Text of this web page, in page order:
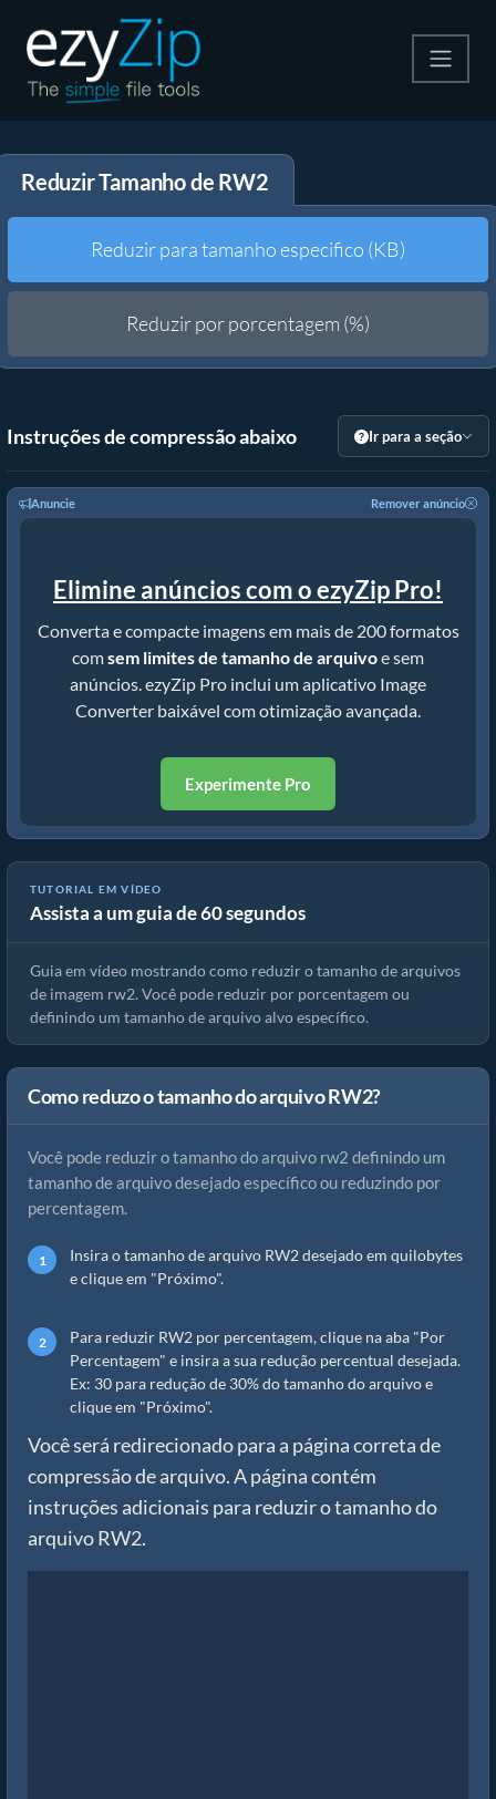
Descompactar
Outras Ferramentas
Reduzir Tamanho de RW2
Reduzir para tamanho especifico (KB)
Reduzir por porcentagem (%)
Instruções de compressão abaixo Ir para a seção
Anuncie Remover anúncio
Elimine anúncios com o ezyZip Pro!
Converta e compacte imagens em mais de 200 formatos
comsem limites de tamanho de arquivoe sem
anúncios. ezyZip Pro inclui um aplicativo Image
Converter baixável com otimização avançada.
Experimente Pro
TUTORIAL EM VÍDEO
Assista a um guia de 60 segundos
Guia do Compressor de Imagens | Reduzir Tamanho dos Arquivos
rw2
Guia em vídeo mostrando como reduzir o tamanho de arquivos
de imagem rw2. Você pode reduzir por porcentagem ou
definindo um tamanho de arquivo alvo específico.
Como reduzo o tamanho do arquivo RW2?
Você pode reduzir o tamanho do arquivo rw2 definindo um
tamanho de arquivo desejado específico ou reduzindo por
percentagem.
Insira o tamanho de arquivo RW2 desejado em quilobytes
e clique em "Próximo".
Para reduzir RW2 por percentagem, clique na aba "Por
Percentagem" e insira a sua redução percentual desejada.
Ex: 30 para redução de 30% do tamanho do arquivo e
clique em "Próximo".
Você será redirecionado para a página correta de
compressão de arquivo. A página contém
instruções adicionais para reduzir o tamanho do
arquivo RW2.